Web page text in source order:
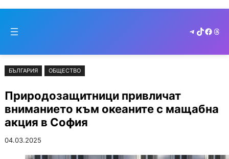
съдържанието
to
Telegram
TikTok
БЪЛГАРИЯ ОБЩЕСТВО
Природозащитници привличат
вниманието към океаните с мащабна
акция в София
04.03.2025